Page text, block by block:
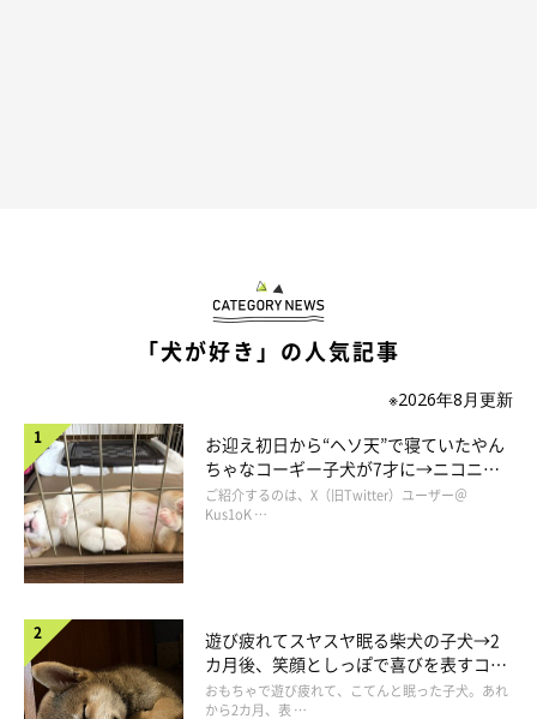
@mofushibarope
飼い主さんは柴距離について、 「柴犬独特の『相手との距離感』
のことを意味する」と話していますが、ロペさんは本当に独特で
おもしろすぎます…！
柴距離をとったあと、ロペさんがどんな行動をとったのかも気に
なってしまうのでした。
「犬が好き」の人気記事
※2026年8月更新
お迎え初日から“ヘソ天”で寝ていたやん
ちゃなコーギー子犬が7才に→ニコニ
コ“コーギースマイル”が魅力のコに成
長！
ご紹介するのは、X（旧Twitter）ユーザー＠
Kus1oK …
遊び疲れてスヤスヤ眠る柴犬の子犬→2
カ月後、笑顔としっぽで喜びを表すコに
成長！
おもちゃで遊び疲れて、こてんと眠った子犬。あれ
から2カ月、表 …